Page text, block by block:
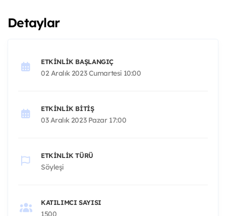
Detaylar
ETKINLIK BAŞLANGIÇ
02 Aralık 2023 Cumartesi 10:00
ETKINLIK BITIŞ
03 Aralık 2023 Pazar 17:00
ETKINLIK TÜRÜ
Söyleşi
KATILIMCI SAYISI
1500